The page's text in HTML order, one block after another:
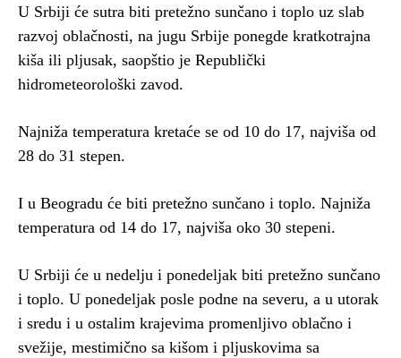
U Srbiji će sutra biti pretežno sunčano i toplo uz slab
razvoj oblačnosti, na jugu Srbije ponegde kratkotrajna
kiša ili pljusak, saopštio je Republički
hidrometeorološki zavod.
Najniža temperatura kretaće se od 10 do 17, najviša od
28 do 31 stepen.
I u Beogradu će biti pretežno sunčano i toplo. Najniža
temperatura od 14 do 17, najviša oko 30 stepeni.
U Srbiji će u nedelju i ponedeljak biti pretežno sunčano
i toplo. U ponedeljak posle podne na severu, a u utorak
i sredu i u ostalim krajevima promenljivo oblačno i
svežije, mestimično sa kišom i pljuskovima sa